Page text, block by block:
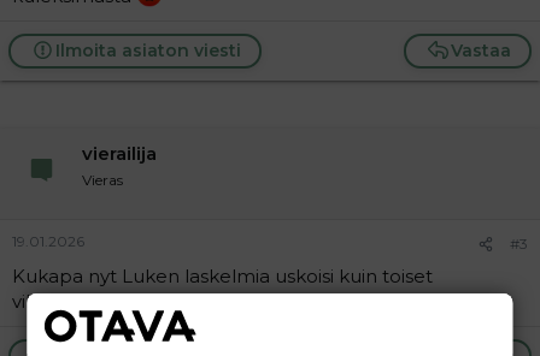
Vastaa
Ilmoita asiaton viesti
vierailija
Vieras
19.01.2026 #3
Kukapa nyt Luken laskelmia uskoisi kuin toiset
viherhörhöt.